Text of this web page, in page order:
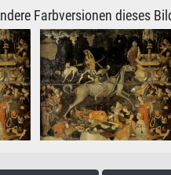
Farbversionen dieses